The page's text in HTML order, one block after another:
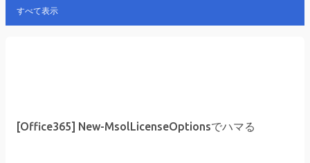
すべて表示
[Office365] New-MsolLicenseOptionsでハマる